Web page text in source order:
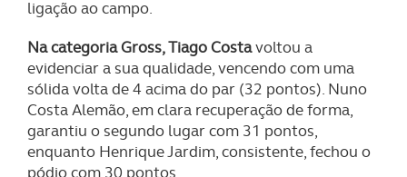
ligação ao campo.
Na categoria Gross, Tiago Costavoltou a
evidenciar a sua qualidade, vencendo com uma
sólida volta de 4 acima do par (32 pontos). Nuno
Costa Alemão, em clara recuperação de forma,
garantiu o segundo lugar com 31 pontos,
enquanto Henrique Jardim, consistente, fechou o
pódio com 30 pontos.